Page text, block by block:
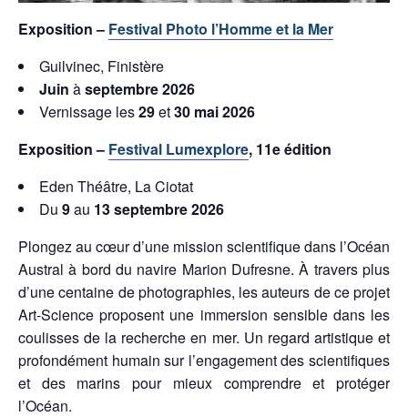
Exposition – Festival Photo l’Homme et la Mer
Guilvinec, Finistère
Juin àseptembre 2026
Vernissage les29et30 mai 2026
Exposition – Festival Lumexplore, 11e édition
Eden Théâtre, La Ciotat
Du 9au 13 septembre 2026
Plongez au cœur d’une mission scientifique dans l’Océan
Austral à bord du navire Marion Dufresne. À travers plus
d’une centaine de photographies, les auteurs de ce projet
Art-Science proposent une immersion sensible dans les
coulisses de la recherche en mer. Un regard artistique et
profondément humain sur l’engagement des scientifiques
et des marins pour mieux comprendre et protéger
l’Océan.